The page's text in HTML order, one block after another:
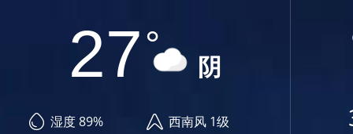
27 阴
湿度 89% 西南风 1级